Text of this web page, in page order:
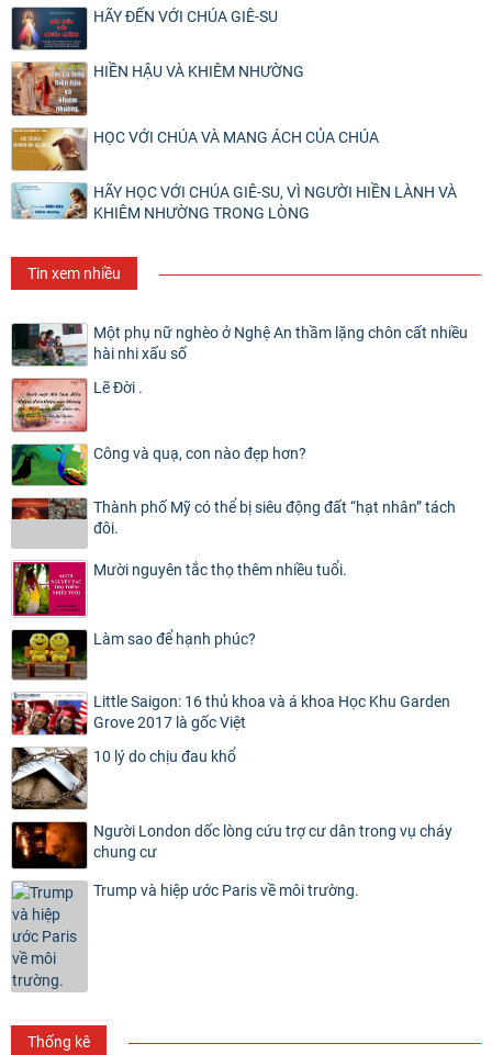
HÃY ĐẾN VỚI CHÚA GIÊ-SU
HIỀN HẬU VÀ KHIÊM NHƯỜNG
HỌC VỚI CHÚA VÀ MANG ÁCH CỦA CHÚA
HÃY HỌC VỚI CHÚA GIÊ-SU, VÌ NGƯỜI HIỀN LÀNH VÀ
KHIÊM NHƯỜNG TRONG LÒNG
Tin xem nhiều
Một phụ nữ nghèo ở Nghệ An thầm lặng chôn cất nhiều
hài nhi xấu số
Lẽ Đời .
Công và quạ, con nào đẹp hơn?
Thành phố Mỹ có thể bị siêu động đất “hạt nhân” tách
đôi.
Mười nguyên tắc thọ thêm nhiều tuổi.
Làm sao để hạnh phúc?
Little Saigon: 16 thủ khoa và á khoa Học Khu Garden
Grove 2017 là gốc Việt
10 lý do chịu đau khổ
Người London dốc lòng cứu trợ cư dân trong vụ cháy
chung cư
Trump và hiệp ước Paris về môi trường.
Thống kê